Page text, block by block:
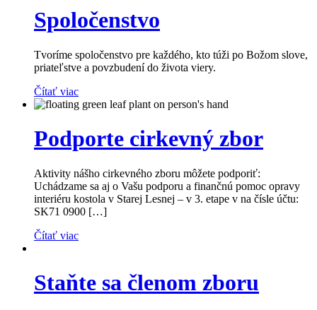
Spoločenstvo
Tvoríme spoločenstvo pre každého, kto túži po Božom slove,
priateľstve a povzbudení do života viery.
Čítať viac
Podporte cirkevný zbor
Aktivity nášho cirkevného zboru môžete podporiť:
Uchádzame sa aj o Vašu podporu a finančnú pomoc opravy
interiéru kostola v Starej Lesnej – v 3. etape v na čísle účtu:
SK71 0900 […]
Čítať viac
Staňte sa členom zboru